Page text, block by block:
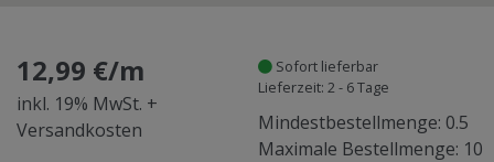
12,99 €/m
inkl. 19% MwSt. +
Versandkosten
Sofort lieferbar
Lieferzeit: 2 - 6 Tage
Mindestbestellmenge: 0.5
Maximale Bestellmenge: 10